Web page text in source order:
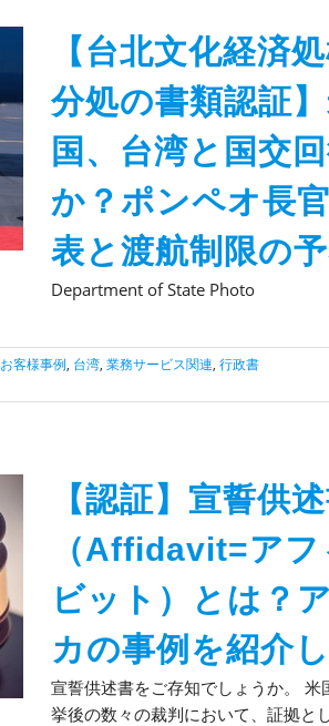
【台北文化経済
分処の書類認証
国、台湾と国交
か？ポンペオ長
表と渡航制限の
Department of State Photo
お客様事例, 台湾, 業務サービス関連, 行政書
【認証】宣誓供
（Affidavit=アフ
ビット）とは？
カの事例を紹介
宣誓供述書をご存知でしょうか。 米
挙後の数々の裁判において、証拠と